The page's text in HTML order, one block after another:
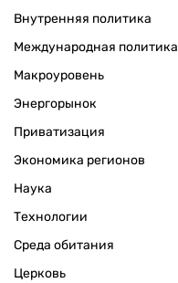
Внутренняя политика
Международная политика
Макроуровень
Энергорынок
Приватизация
Экономика регионов
Наука
Технологии
Среда обитания
Церковь